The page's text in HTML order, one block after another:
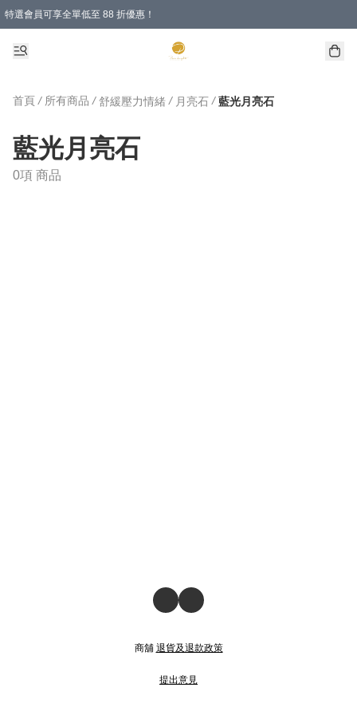
特選會員可享全單低至 88 折優惠！
購物滿 HKD 1000.00即享免運費優惠！（適用於 特定的送貨方式 )
首頁 / 所有商品 / 舒緩壓力情緒 / 月亮石 / 藍光月亮石
藍光月亮石
0項 商品
商舖 退貨及退款政策
提出意見